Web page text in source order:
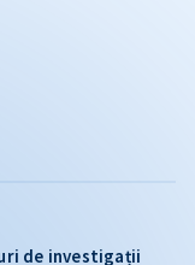
de investigații